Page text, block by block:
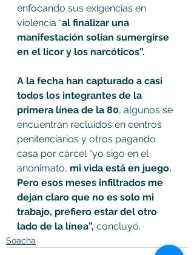
enfocando sus exigencias en
violencia “al finalizar una
manifestación solían sumergirse
en el licor y los narcóticos”.
A la fecha han capturado a casi
todos los integrantes de la
primera línea de la 80, algunos se
encuentran recluidos en centros
penitenciarios y otros pagando
casa por cárcel “yo sigo en el
anonimato, mi vida está en juego.
Pero esos meses infiltrados me
dejan claro que no es solo mi
trabajo, prefiero estar del otro
lado de la línea”, concluyó.
Soacha